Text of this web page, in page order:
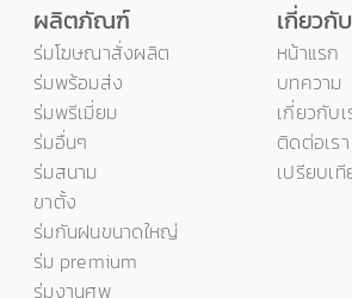
ผลิตภัณฑ์
ร่มโฆษณาสั่งผลิต
ร่มพร้อมส่ง
ร่มพรีเมี่ยม
ร่มอื่นๆ
ร่มสนาม
ขาตั้ง
ร่มกันฝนขนาดใหญ่
ร่ม premium
ร่มงานศพ
เกี่ยวกั
หน้าแรก
บทความ
เกี่ยวกับเ
ติดต่อเรา
เปรียบเ